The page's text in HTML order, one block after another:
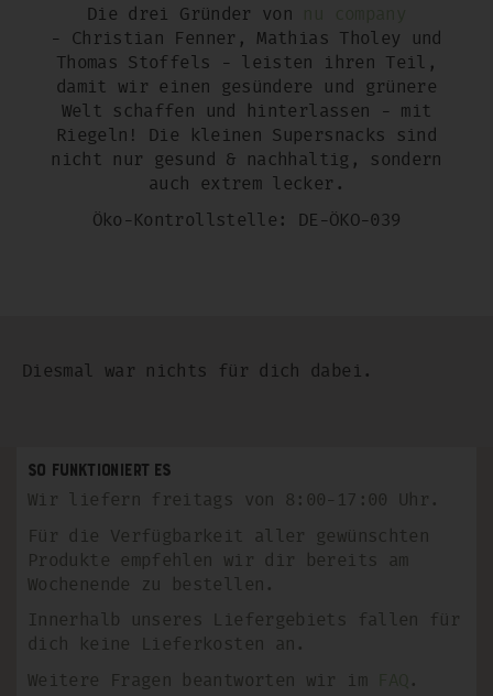
Die drei Gründer von
- Christian Fenner, Mathias Tholey und
Thomas Stoffels - leisten ihren Teil,
damit wir einen gesündere und grünere
Welt schaffen und hinterlassen - mit
Riegeln! Die kleinen Supersnacks sind
nicht nur gesund & nachhaltig, sondern
auch extrem lecker.
Öko-Kontrollstelle: DE-ÖKO-039
Diesmal war nichts für dich dabei.
So funktioniert es
Wir liefern freitags von 8:00-17:00 Uhr.
Für die Verfügbarkeit aller gewünschten
Produkte empfehlen wir dir bereits am
Wochenende zu bestellen.
Innerhalb unseres Liefergebiets fallen für
dich keine Lieferkosten an.
Weitere Fragen beantworten wir im
.